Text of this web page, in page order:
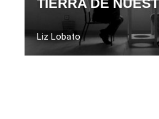
Liz Lobato